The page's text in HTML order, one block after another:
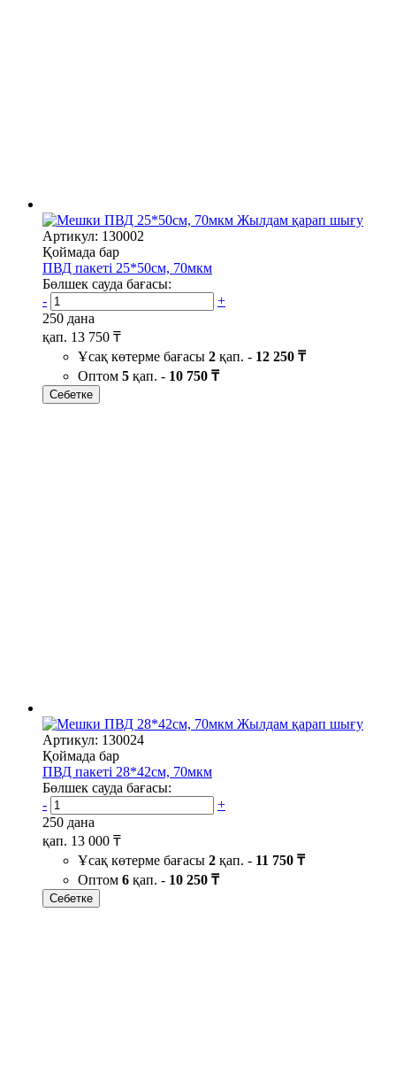
Жылдам қарап шығу
Артикул: 130002
Қоймада бар
ПВД пакеті 25*50см, 70мкм
Бөлшек сауда бағасы:
-
+
250 дана
қап. 13 750 ₸
Ұсақ көтерме бағасы 2 қап. - 12 250 ₸
Оптом 5 қап. - 10 750 ₸
Себетке
Жылдам қарап шығу
Артикул: 130024
Қоймада бар
ПВД пакеті 28*42см, 70мкм
Бөлшек сауда бағасы:
-
+
250 дана
қап. 13 000 ₸
Ұсақ көтерме бағасы 2 қап. - 11 750 ₸
Оптом 6 қап. - 10 250 ₸
Себетке